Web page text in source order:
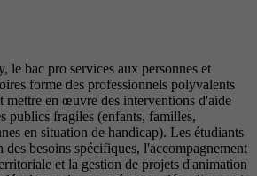
bac pro services aux personnes et
forme des professionnels polyvalents
mettre en œuvre des interventions d'aide
publics fragiles (enfants, familles,
en situation de handicap). Les étudiants
besoins spécifiques, l'accompagnement
et la gestion de projets d'animation